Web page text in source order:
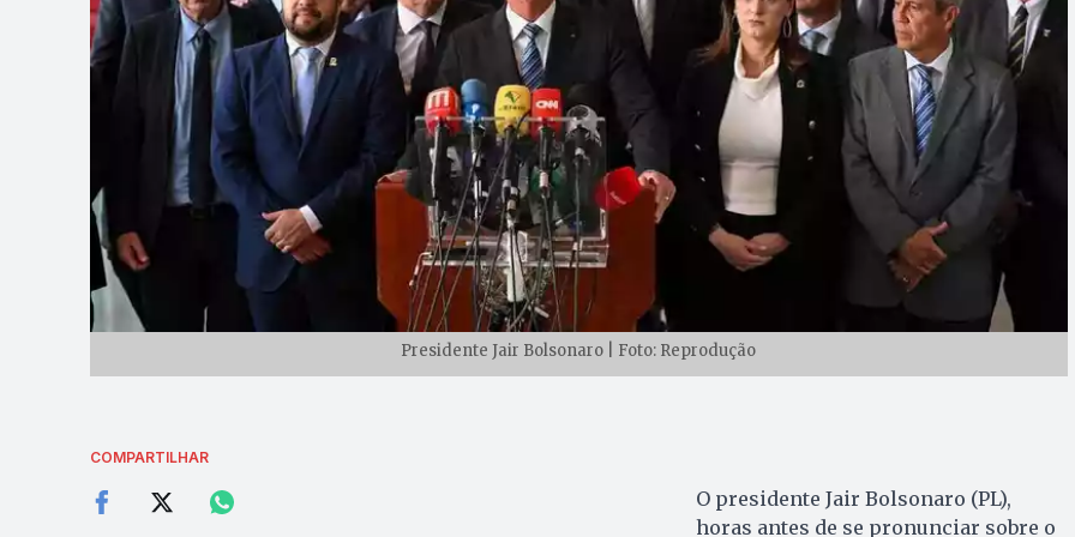
Presidente Jair Bolsonaro | Foto: Reprodução
COMPARTILHAR
O presidente Jair Bolsonaro (PL),
horas antes de se pronunciar sobre o